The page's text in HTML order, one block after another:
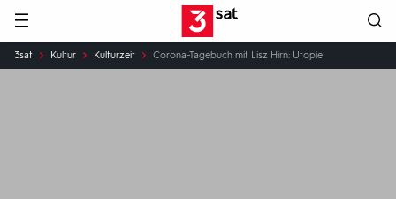
Hauptnavigation 3SAT
Sie
sind
3sat Kultur Kulturzeit Corona-Tagebuch mit Lisz Hirn: Utopie